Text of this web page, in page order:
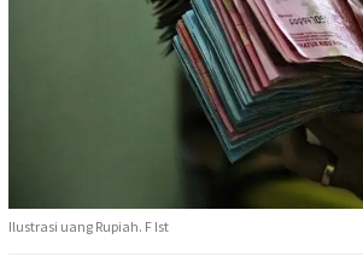
Ilustrasi uang Rupiah. F Ist